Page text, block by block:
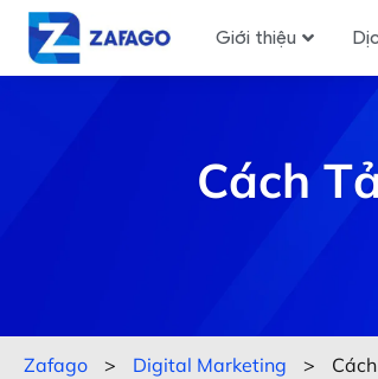
Giới thiệu
Cách
Zafago > Digital Marketing >